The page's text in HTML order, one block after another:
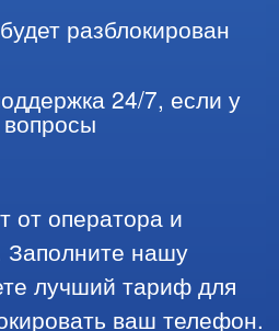
разблокирован
24/7, если у
вопросы
от оператора и
нашу
лучший тариф для
ваш телефон.